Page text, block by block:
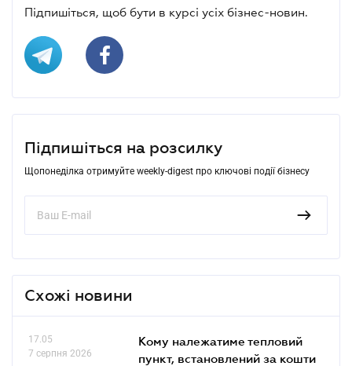
Підпишіться, щоб бути в курсі усіх бізнес-новин.
Підпишіться на розсилку
Щопонеділка отримуйте weekly-digest про ключові події бізнесу
Схожі новини
17.05
7 серпня 2026
Кому належатиме тепловий
пункт, встановлений за кошти